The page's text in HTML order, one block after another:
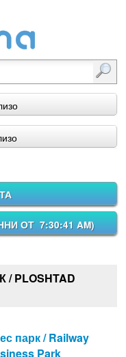
ОТ 7:30:41 AM)
PLOSHTAD
парк / Railway
Park